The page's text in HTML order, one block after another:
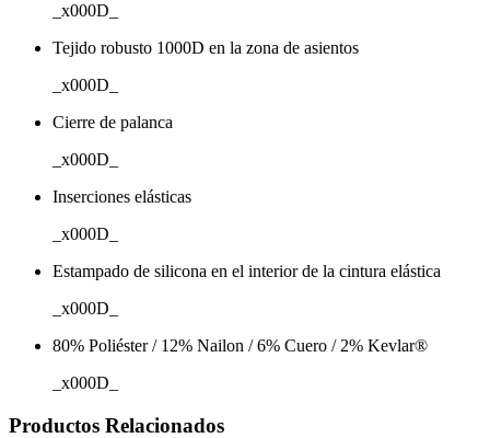
_x000D_
Tejido robusto 1000D en la zona de asientos
_x000D_
Cierre de palanca
_x000D_
Inserciones elásticas
_x000D_
Estampado de silicona en el interior de la cintura elástica
_x000D_
80% Poliéster / 12% Nailon / 6% Cuero / 2% Kevlar®
_x000D_
Productos Relacionados